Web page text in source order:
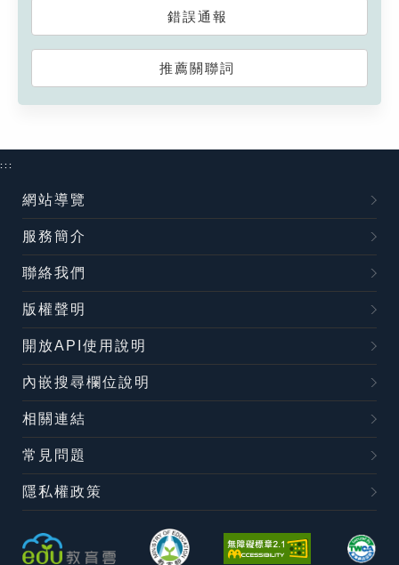
錯誤通報
推薦關聯詞
:::
網站導覽
服務簡介
聯絡我們
版權聲明
開放API使用說明
內嵌搜尋欄位說明
相關連結
常見問題
隱私權政策